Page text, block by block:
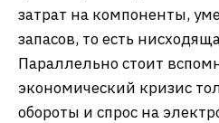
затрат на компоненты,
запасов, то есть
Параллельно стоит
экономический кризис
обороты и спрос на